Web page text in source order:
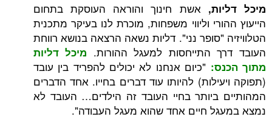
אשת חינוך והוראה העוסקת בתחום
וליווי משפחות, מוכרת לנו בעיקר מתכנית
"סופר נני". דליות נשאה הרצאה בנושא רווחת
התייחסות למעגל ההורות.מיכל דליות
"כיום אנחנו לא יכולים להפריד בין עובד
להיותו עוד דברים בחייו. אחד הדברים
ביותר בחיי העובד זה הילדים… העובד לא
חיים אחד שהוא מעגל העבודה".